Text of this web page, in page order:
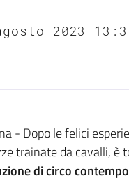
2023
- Dopo le felici
trainate da cavalli, è
di circo